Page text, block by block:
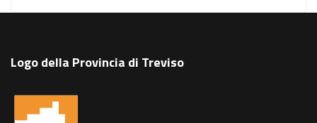
Logo della Provincia di Treviso